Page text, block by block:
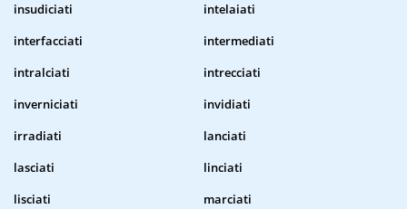
insudiciati
intelaiati
interfacciati
intermediati
intralciati
intrecciati
inverniciati
invidiati
irradiati
lanciati
lasciati
linciati
lisciati
marciati